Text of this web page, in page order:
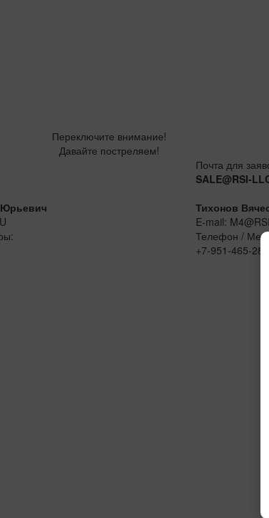
Переключите внимание!
Давайте постреляем!
Почта для
SALE@RSI-
Тихонов
E-mail:
Телефон /
+7-951-465-